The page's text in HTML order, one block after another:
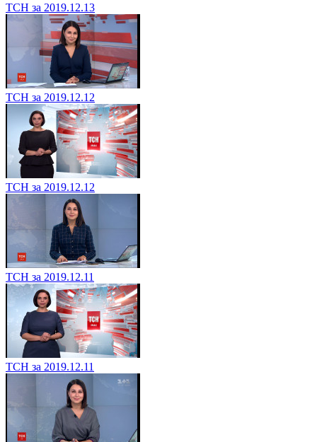
ТСН за 2019.12.13
ТСН за 2019.12.12
ТСН за 2019.12.12
ТСН за 2019.12.11
ТСН за 2019.12.11